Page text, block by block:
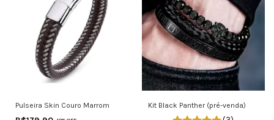
Pulseira Skin Couro Marrom Kit Black Panther (pré-venda)